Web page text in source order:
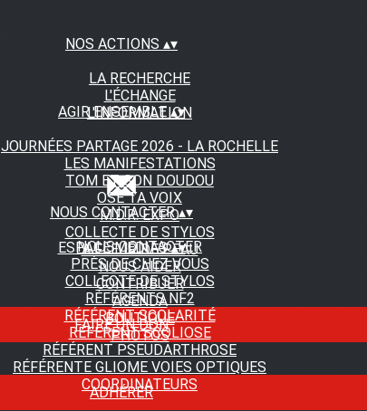
NOS ACTIONS ▴▾
LA RECHERCHE
L'ÉCHANGE
L'INFORMATION
AGIR ENSEMBLE▴▾
JOURNÉES PARTAGE 2026 - LA ROCHELLE
LES MANIFESTATIONS
TOM ET SON DOUDOU
OSE TA VOIX
M.D.R. EXPO
COLLECTE DE STYLOS
A FLEUR DE PEAU
NOUS AIDER
CONTRIBUER
AGENDA
BOUTIQUE
PHOTOS
NOUS CONTACTER▴▾
NOUS CONTACTER
PRÈS DE CHEZ VOUS
COLLECTE DE STYLOS
RÉFÉRENTS NF2
RÉFÉRENT SCOLARITÉ
RÉFÉRENT SCOLIOSE
RÉFÉRENT PSEUDARTHROSE
RÉFÉRENTE GLIOME VOIES OPTIQUES
COORDINATEURS
ESPACE MEDIAS▴▾
FAIRE UN DON
ADHÉRER